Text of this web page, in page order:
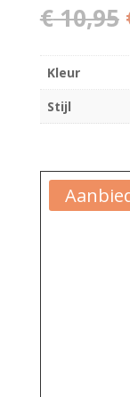
€10,95
Kleur
Stijl